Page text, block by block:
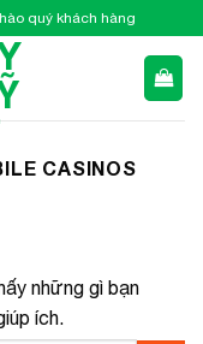
quý khách hàng
CASINOS
những gì bạn
ích.